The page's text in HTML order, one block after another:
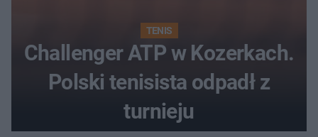
TENIS
Challenger ATP w Kozerkach.
Polski tenisista odpadł z
turnieju